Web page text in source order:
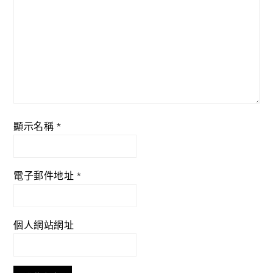
顯示名稱 *
電子郵件地址 *
個人網站網址